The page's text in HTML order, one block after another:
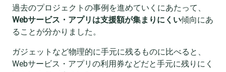
過去のプロジェクトの事例を進めていくにあたって、
Webサービス・アプリは支援額が集まりにくい傾向にあ
ることが分かりました。
ガジェットなど物理的に手元に残るものに比べると、
Webサービス・アプリの利用券などだと手元に残りにく